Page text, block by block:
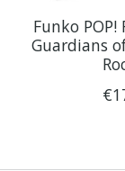
Funko
Guardians